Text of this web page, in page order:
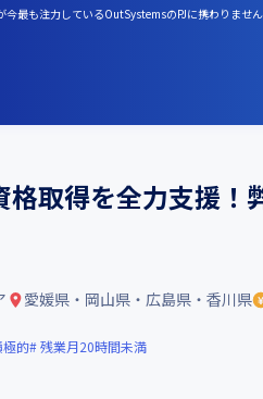
最も注力しているOutSystemsのPJに携わりませ
取得を全力支援
愛媛県・岡山県・広島県・香川県
極的 残業月20時間未満